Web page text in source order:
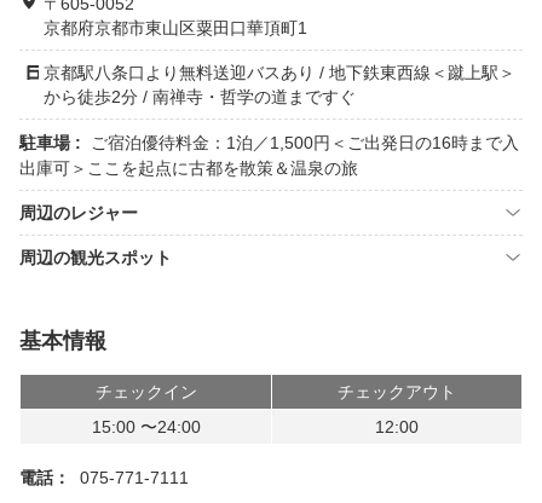
京都府京都市東山区粟田口華頂町1
京都駅八条口より無料送迎バスあり / 地下鉄東西線＜蹴上駅＞
から徒歩2分 / 南禅寺・哲学の道まですぐ
駐車場 :
ご宿泊優待料金：1泊／1,500円＜ご出発日の16時まで入
出庫可＞ここを起点に古都を散策＆温泉の旅
周辺のレジャー
周辺の観光スポット
基本情報
チェックイン
チェックアウト
15:00 〜24:00
12:00
電話：
075-771-7111